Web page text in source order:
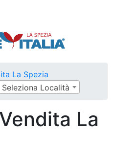
La Spezia
Seleziona Località
La